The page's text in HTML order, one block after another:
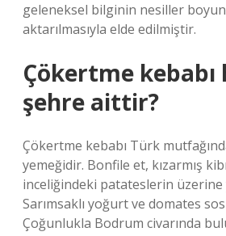
geleneksel bilginin nesiller
aktarılmasıyla elde edilmiştir.
Çökertme kebabı
şehre aittir?
Çökertme kebabı Türk
yemeğidir. Bonfile et, kızarmış
inceliğindeki patateslerin
Sarımsaklı yoğurt ve domates
Çoğunlukla Bodrum civarında